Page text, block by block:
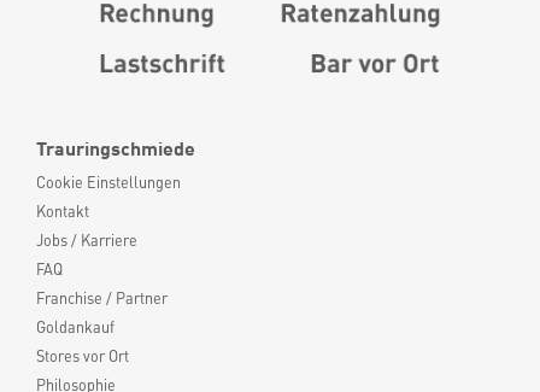
Trauringschmiede
Cookie Einstellungen
Kontakt
Jobs / Karriere
FAQ
Franchise / Partner
Goldankauf
Stores vor Ort
Philosophie